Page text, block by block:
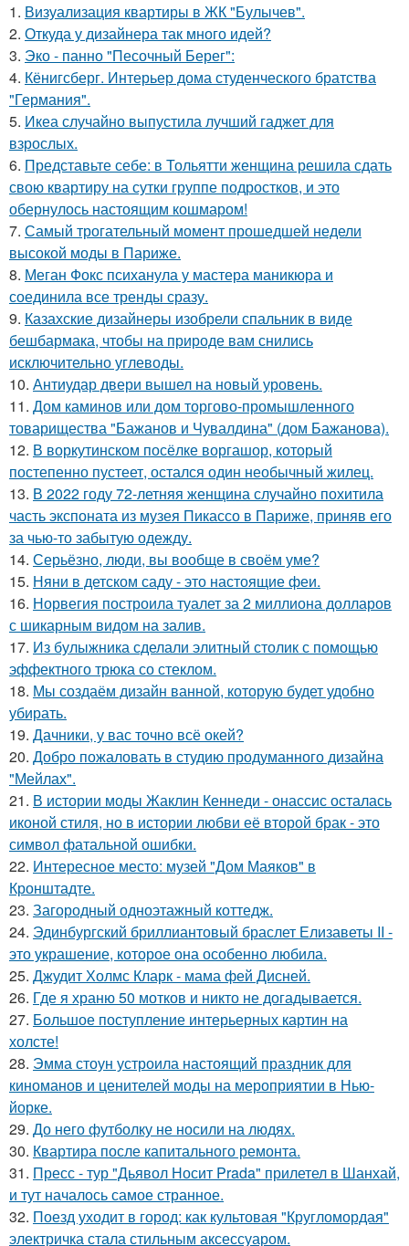
1. Визуализация квартиры в ЖК "Булычев".
2. Откуда у дизайнера так много идей?
3. Эко - панно "Песочный Берег":
4. Кёнигсберг. Интерьер дома студенческого братства
"Германия".
5. Икеа случайно выпустила лучший гаджет для
взрослых.
6. Представьте себе: в Тольятти женщина решила сдать
свою квартиру на сутки группе подростков, и это
обернулось настоящим кошмаром!
7. Самый трогательный момент прошедшей недели
высокой моды в Париже.
8. Меган Фокс психанула у мастера маникюра и
соединила все тренды сразу.
9. Казахские дизайнеры изобрели спальник в виде
бешбармака, чтобы на природе вам снились
исключительно углеводы.
10. Антиудар двери вышел на новый уровень.
11. Дом каминов или дом торгово-промышленного
товарищества "Бажанов и Чувалдина" (дом Бажанова).
12. В воркутинском посёлке воргашор, который
постепенно пустеет, остался один необычный жилец.
13. В 2022 году 72-летняя женщина случайно похитила
часть экспоната из музея Пикассо в Париже, приняв его
за чью-то забытую одежду.
14. Серьёзно, люди, вы вoобще в своём уме?
15. Няни в детском саду - это настоящие феи.
16. Норвегия построила туалет за 2 миллиона долларов
с шикарным видом на залив.
17. Из булыжника сделали элитный столик с помощью
эффектного трюка со стеклом.
18. Мы создаём дизайн ванной, которую будет удобно
убирать.
19. Дачники, у вас точно всё окей?
20. Добро пожаловать в студию продуманного дизайна
"Мейлах".
21. В истории моды Жаклин Кеннеди - онассис осталась
иконой стиля, но в истории любви её второй брак - это
символ фатальной ошибки.
22. Интересное место: музей "Дом Маяков" в
Кронштадте.
23. Загородный одноэтажный коттедж.
24. Эдинбургский бриллиантовый браслет Елизаветы II -
это украшение, которое она особенно любила.
25. Джудит Холмс Кларк - мама фей Дисней.
26. Где я храню 50 мотков и никто не догадывается.
27. Большое поступление интерьерных картин на
холсте!
28. Эмма стоун устроила настоящий праздник для
киноманов и ценителей моды на мероприятии в Нью-
йорке.
29. До него футболку не носили на людях.
30. Квартира после капитального ремонта.
31. Пресс - тур "Дьявол Носит Prada" прилетел в Шанхай,
и тут началось самое странное.
32. Поезд уходит в город: как культовая "Кругломордая"
электричка стала стильным аксессуаром.